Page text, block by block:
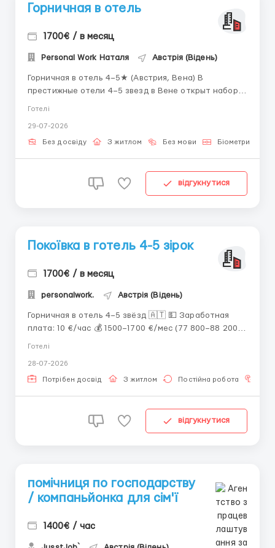
Горничная в отель
1700€ / в месяц
Personal Work Наталя Австрія (Відень)
Горничная в отель 4–5★ (Австрия, Вена) В
престижные отели 4–5 звезд в Вене открыт набор
трудоустройство. Кратко о вакансии 💶 Зарплата: 10
€/час; 💰 Доход: 1500–1700 € в ме...
Готелі
29-07-2026
Без досвіду З житлом Без мови Біометричний
відгукнутися
Покоївка в готель 4-5 зірок
1700€ / в месяц
personalwork. Австрія (Відень)
Горничная в отель 4–5 звёзд 🇦🇹 💵 Заработная
плата: 10 €/час 💰 1500–1700 €/мес (77 800–88 200
биометрический паспорт + украинский PESEL,
биометрический паспорт 🤝...
Готелі
28-07-2026
Потрібен досвід З житлом Постійна робота
відгукнутися
помічниця по господарству
/ компаньйонка для сім'ї
1400€ / час